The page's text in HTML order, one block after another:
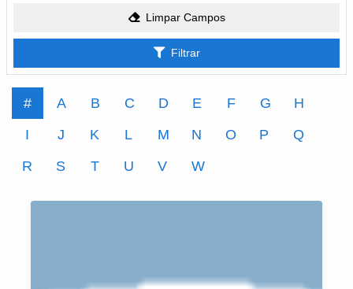
Limpar Campos
Filtrar
# A B C D E F G
H
I
J K L M N O P
Q
R
S T U V W